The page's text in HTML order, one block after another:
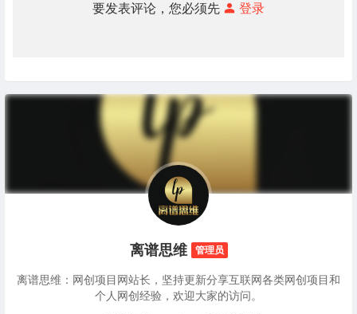
要发表评论，您必须先 登录
离谱思维 管理员
离谱思维：网创项目网站长，坚持更新分享互联网各类网创项目和
个人网创经验，欢迎大家的访问。